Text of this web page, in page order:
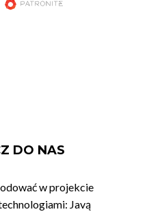
DO NAS
w projekcie
Javą